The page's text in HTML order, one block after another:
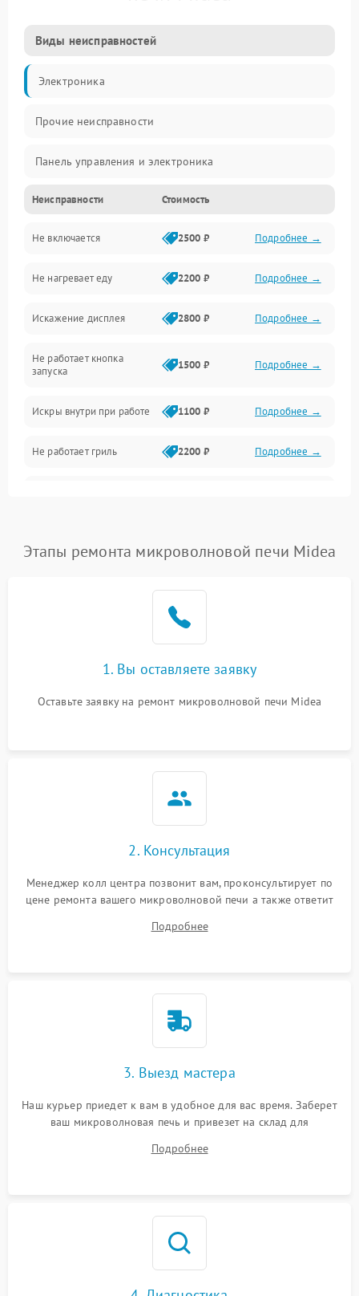
Виды неисправностей
Электроника
Прочие неисправности
Панель управления и электроника
Дверца и корпус
Механика и внутренние элементы
Механические повреждения
Питание и запуск
Нагрев и приготовление
Программное обеспечение
Неисправности Стоимость
Не включается 2500 ₽ Подробнее →
Не нагревает еду 2200 ₽ Подробнее →
Искажение дисплея 2800 ₽ Подробнее →
Не работает кнопка
запуска
1500 ₽ Подробнее →
Искры внутри при работе 1100 ₽ Подробнее →
Не работает гриль 2200 ₽ Подробнее →
Подробнее →
2200 ₽
Не работают сенсорные
1000 ₽
Этапы ремонта микроволновой печи Midea
1. Вы оставляете заявку
Оставьте заявку на ремонт микроволновой печи Midea
2. Консультация
Менеджер колл центра позвонит вам, проконсультирует по
цене ремонта вашего микроволновой печи а также ответит
Подробнее
3. Выезд мастера
Наш курьер приедет к вам в удобное для вас время. Заберет
ваш микроволновая печь и привезет на склад для
Подробнее